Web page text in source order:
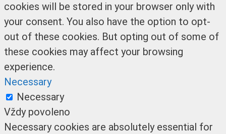
cookies will be stored in your browser only with
your consent. You also have the option to opt-
out of these cookies. But opting out of some of
these cookies may affect your browsing
experience.
Necessary
Necessary
Vždy povoleno
Necessary cookies are absolutely essential for